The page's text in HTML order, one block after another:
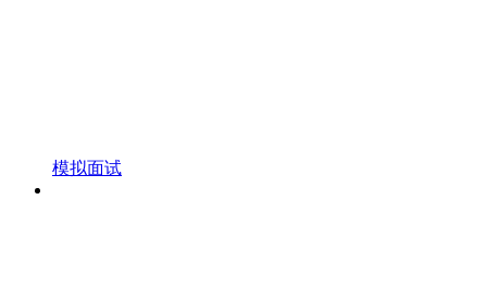
模拟面试